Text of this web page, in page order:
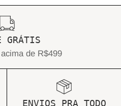
GRÁTIS
de R$499
ENVIOS PRA TODO